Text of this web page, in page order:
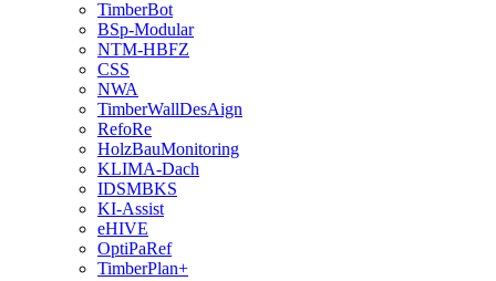
TimberBot
BSp-Modular
NTM-HBFZ
CSS
NWA
TimberWallDesAign
RefoRe
HolzBauMonitoring
KLIMA-Dach
IDSMBKS
KI-Assist
eHIVE
OptiPaRef
TimberPlan+